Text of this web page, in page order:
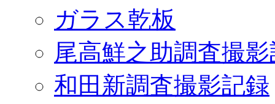
ガラス乾板
尾高鮮之助調査撮
和田新調査撮影記録